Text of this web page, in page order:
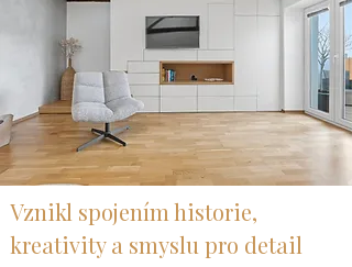
Vznikl spojením historie,
kreativity a smyslu pro detail